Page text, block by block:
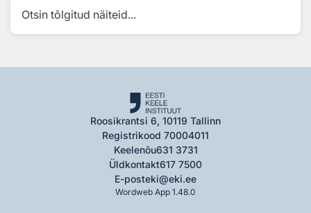
Otsin tõlgitud näiteid...
Roosikrantsi 6, 10119 Tallinn
Registrikood 70004011
Keelenõu631 3731
Üldkontakt617 7500
E-posteki@eki.ee
Wordweb App 1.48.0